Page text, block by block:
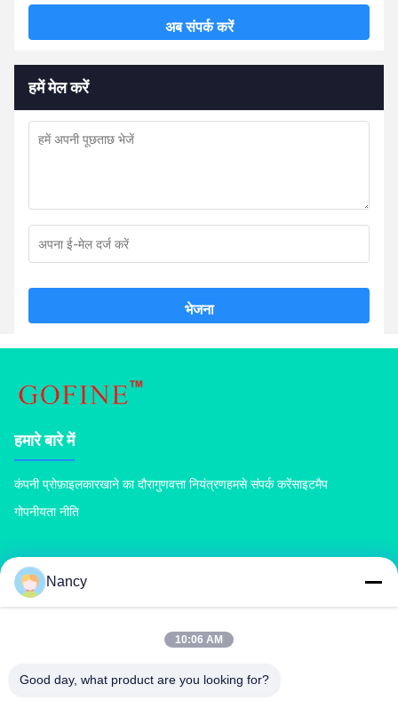
अब संपर्क करें
हमें मेल करें
भेजना
हमारे बारे में
कंपनी प्रोफ़ाइलकारखाने का दौरागुणवत्ता नियंत्रणहमसे संपर्क करेंसाइटमैप
गोपनीयता नीति
उत्पादों
खाद उर्वरक मशीनयौगिक उर्वरक उत्पादन लाइनजैविक उर्वरक उत्पादन लाइन
डबल रोलर उर्वरक दानेदार
Nancy
10:06 AM
Good day, what product are you looking for?